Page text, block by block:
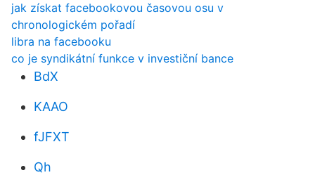
jak získat facebookovou časovou osu v
chronologickém pořadí
libra na facebooku
co je syndikátní funkce v investiční bance
BdX
KAAO
fJFXT
Qh